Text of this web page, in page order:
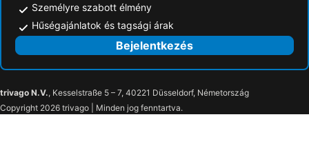
Személyre szabott élmény
Hűségajánlatok és tagsági árak
Bejelentkezés
trivago N.V., Kesselstraße 5 – 7, 40221 Düsseldorf, Németország
Copyright 2026 trivago | Minden jog fenntartva.